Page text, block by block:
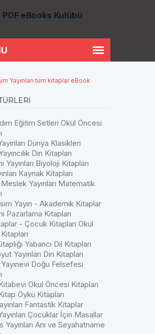
PDF eBooks Kulübü
Yayınları tüm kitaplar eBook
Eğitim Setleri Okul Öncesi
Dünya Klasikleri
Din Kitapları
Yayınları Biyoloji Kitapları
Kaynak Kitapları
Yayınları Matematik
Yayın - Akademik Kitaplar
Pazarlama Kitapları
- Çocuk Kitapları Okul
Yabancı Dil Kitapları
Yayınları Din Kitapları
Doğu Felsefesi
Okul Öncesi Kitapları
Öykü Kitapları
Fantastik Kitaplar
Çocuklar İçin Masallar
Yayınları Anı ve Seyahatname